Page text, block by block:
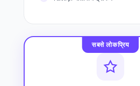
सबसे लोकप्रिय